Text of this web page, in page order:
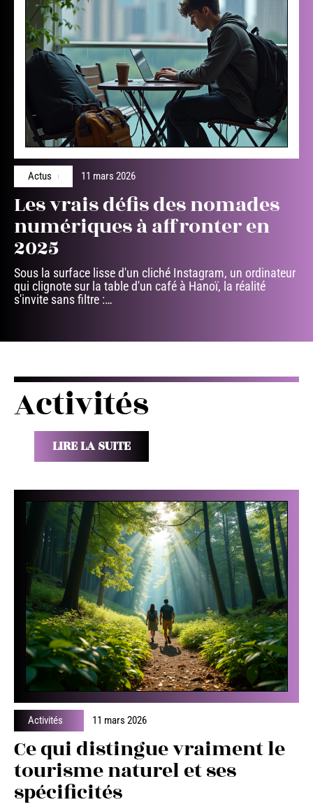
Actus 11 mars 2026
Les vrais défis des nomades
numériques à affronter en
2025
Sous la surface lisse d'un cliché Instagram, un ordinateur
qui clignote sur la table d'un café à Hanoï, la réalité
s'invite sans filtre :…
Activités
LIRE LA SUITE
Activités 11 mars 2026
Ce qui distingue vraiment le
tourisme naturel et ses
spécificités